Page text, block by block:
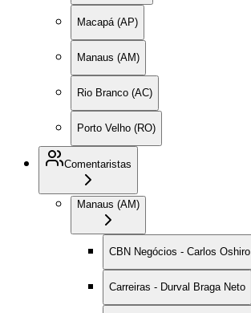
Macapá (AP)
Manaus (AM)
Rio Branco (AC)
Porto Velho (RO)
Comentaristas
Manaus (AM)
CBN Negócios - Carlos Oshiro
Carreiras - Durval Braga Neto